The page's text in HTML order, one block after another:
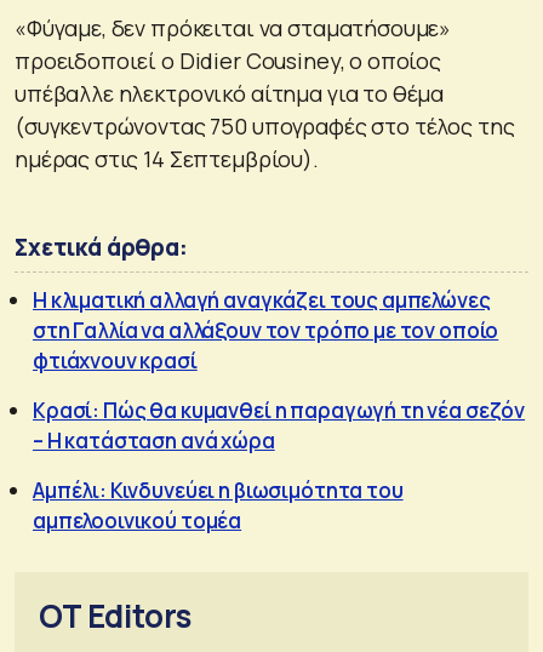
«Φύγαμε, δεν πρόκειται να σταματήσουμε»
προειδοποιεί ο Didier Cousiney, ο οποίος
υπέβαλλε ηλεκτρονικό αίτημα για το θέμα
(συγκεντρώνοντας 750 υπογραφές στο τέλος της
ημέρας στις 14 Σεπτεμβρίου).
Σχετικά άρθρα:
Η κλιματική αλλαγή αναγκάζει τους αμπελώνες
στη Γαλλία να αλλάξουν τον τρόπο με τον οποίο
φτιάχνουν κρασί
Κρασί: Πώς θα κυμανθεί η παραγωγή τη νέα σεζόν
– Η κατάσταση ανά χώρα
Αμπέλι: Κινδυνεύει η βιωσιμότητα του
αμπελοοινικού τομέα
OT Editors